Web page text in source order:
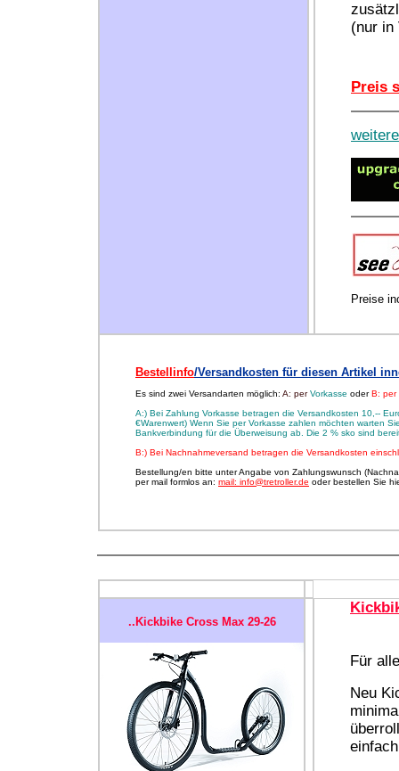
(nur in
Preis
Preise
Bestellinfo/Versandkosten für diesen Artikel
Es sind zwei Versandarten möglich: A: perVorkasse oderB: per
A:) Bei Zahlung Vorkasse betragen die Versandkosten 10,--
€Warenwert) Wenn Sie per Vorkasse zahlen möchten warten
Bankverbindung für die Überweisung ab. Die 2 % sko sind
B:) Bei Nachnahmeversand betragen die Versandkosten
Bestellung/en bitte unter Angabe von Zahlungswunsch
per mail formlos an: mail: info@tretroller.de oder bestellen Sie
..Kickbike Cross Max 29-26
Für
Neu